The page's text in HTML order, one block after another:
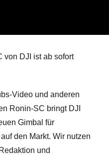
Video und anderen
Ronin-SC bringt DJI
Gimbal für
den Markt. Wir nutzen
und